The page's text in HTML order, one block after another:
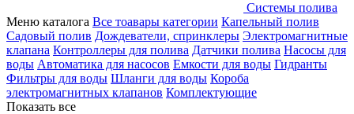
Системы полива
Меню каталога Все тоавары категории Капельный полив
Садовый полив Дождеватели, спринклеры Электромагнитные
клапана Контроллеры для полива Датчики полива Насосы для
воды Автоматика для насосов Емкости для воды Гидранты
Фильтры для воды Шланги для воды Короба
электромагнитных клапанов Комплектующие
Показать все